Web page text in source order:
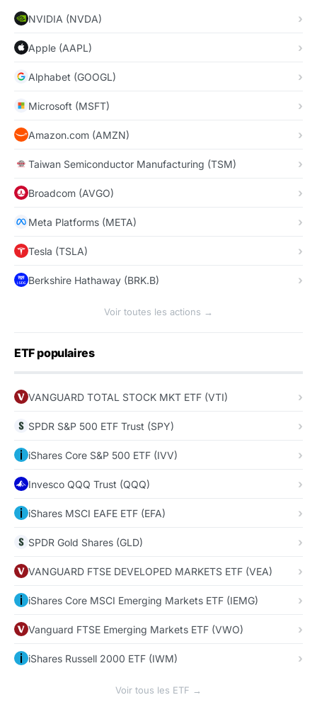
NVIDIA (NVDA)
Apple (AAPL)
Alphabet (GOOGL)
Microsoft (MSFT)
Amazon.com (AMZN)
Taiwan Semiconductor Manufacturing (TSM)
Broadcom (AVGO)
Meta Platforms (META)
Tesla (TSLA)
Berkshire Hathaway (BRK.B)
Voir toutes les actions →
ETF populaires
VANGUARD TOTAL STOCK MKT ETF (VTI)
SPDR S&P 500 ETF Trust (SPY)
iShares Core S&P 500 ETF (IVV)
Invesco QQQ Trust (QQQ)
iShares MSCI EAFE ETF (EFA)
SPDR Gold Shares (GLD)
VANGUARD FTSE DEVELOPED MARKETS ETF (VEA)
iShares Core MSCI Emerging Markets ETF (IEMG)
Vanguard FTSE Emerging Markets ETF (VWO)
iShares Russell 2000 ETF (IWM)
Voir tous les ETF →